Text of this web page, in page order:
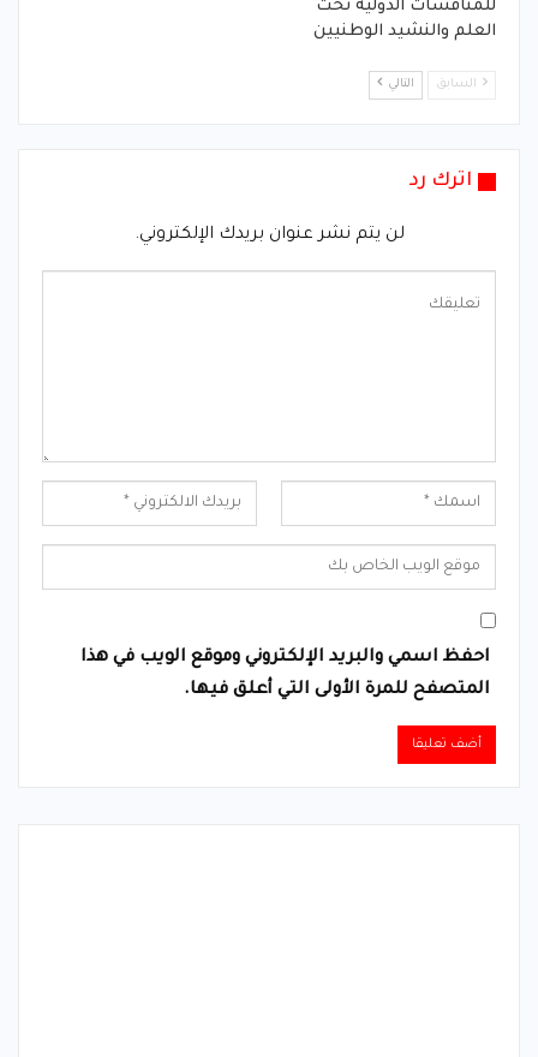
للمنافسات الدولية تحت
العلم والنشيد الوطنيين
السابق التالي
اترك رد
لن يتم نشر عنوان بريدك الإلكتروني.
احفظ اسمي والبريد الإلكتروني وموقع الويب في هذا
المتصفح للمرة الأولى التي أعلق فيها.